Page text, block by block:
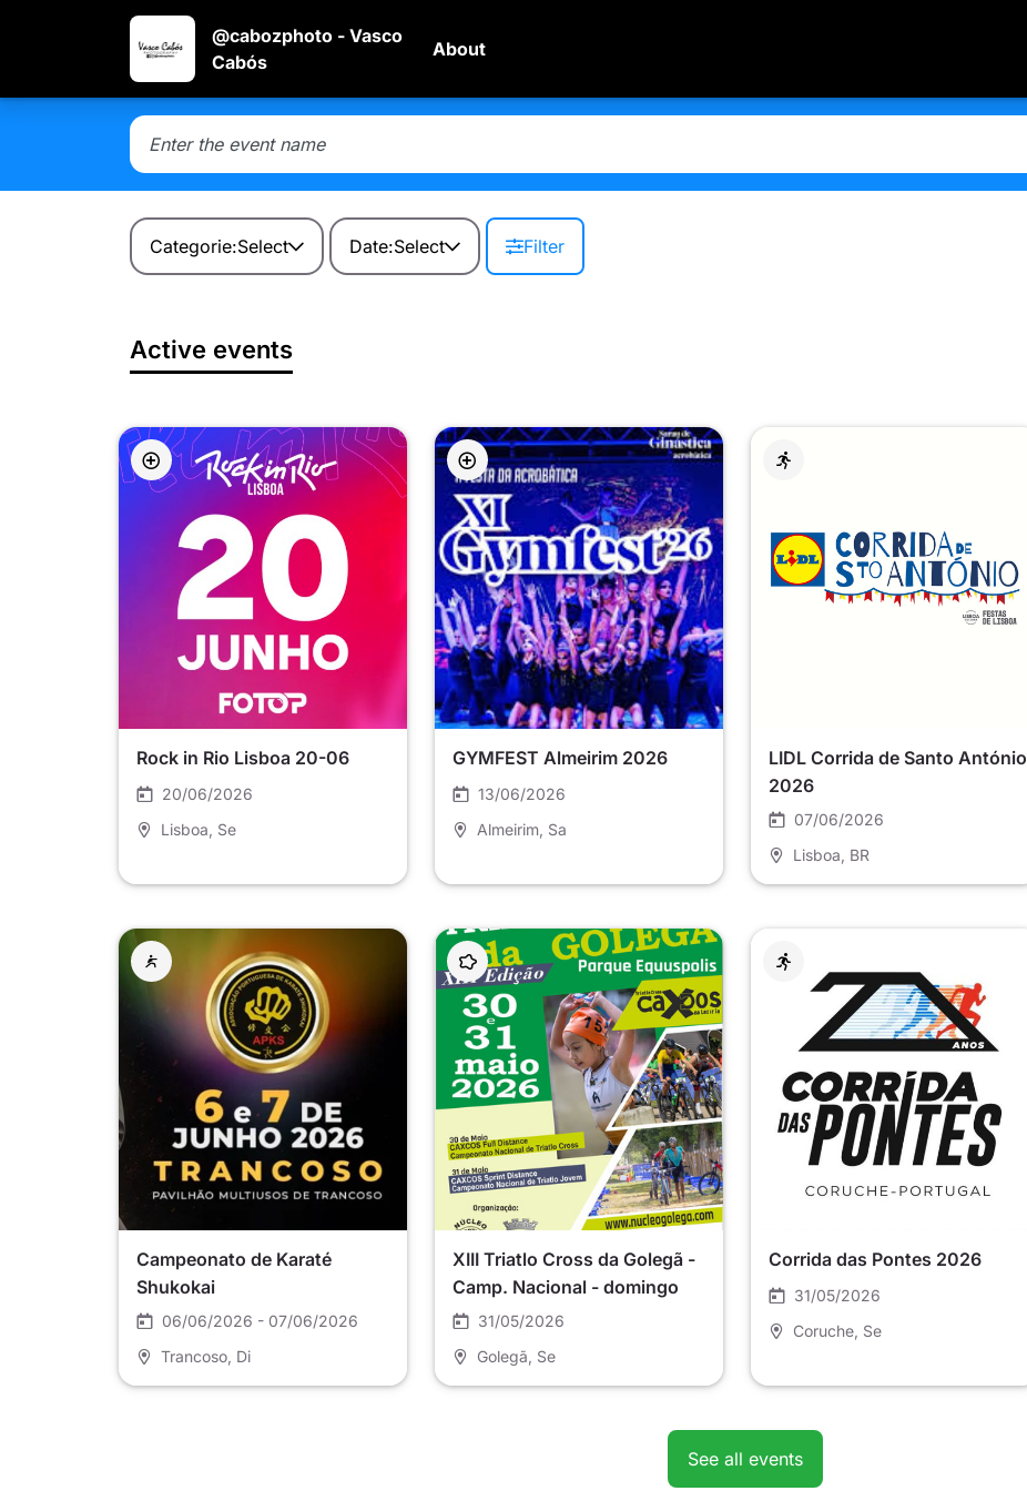
@cabozphoto - Vasco
Cabós
About
Categorie:Select Date:Select Filter
Active events
Rock in Rio Lisboa 20-06
20/06/2026
Lisboa , Se
GYMFEST Almeirim 2026
13/06/2026
Almeirim , Sa
LIDL Corrida de Santo António
2026
07/06/2026
Lisboa , BR
Campeonato de Karaté
Shukokai
06/06/2026 - 07/06/2026
Trancoso , Di
XIII Triatlo Cross da Golegã -
Camp. Nacional - domingo
31/05/2026
Golegã , Se
Corrida das Pontes 2026
31/05/2026
Coruche , Se
See all events